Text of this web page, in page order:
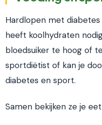
Hardlopen met
heeft koolhydraten
bloedsuiker te hoog of
sportdiëtist of kan je
diabetes en sport.
Samen bekijken ze je